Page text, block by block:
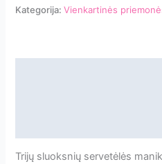
Kategorija:Vienkartinės
Trijų sluoksnių servetėlės